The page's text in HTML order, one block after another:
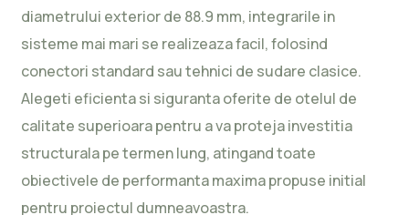
diametrului exterior de 88.9 mm, integrarile in
sisteme mai mari se realizeaza facil, folosind
conectori standard sau tehnici de sudare clasice.
Alegeti eficienta si siguranta oferite de otelul de
calitate superioara pentru a va proteja investitia
structurala pe termen lung, atingand toate
obiectivele de performanta maxima propuse initial
pentru proiectul dumneavoastra.